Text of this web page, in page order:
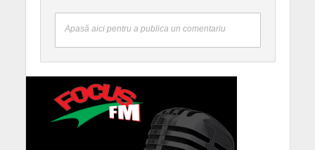
Apasă aici pentru a publica un comentariu